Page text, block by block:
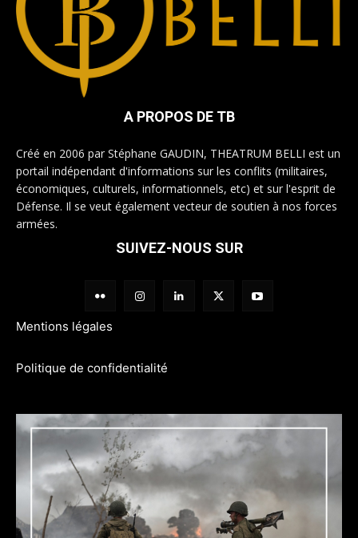
A PROPOS DE TB
Créé en 2006 par Stéphane GAUDIN, THEATRUM BELLI est un
portail indépendant d'informations sur les conflits (militaires,
économiques, culturels, informationnels, etc) et sur l'esprit de
Défense. Il se veut également vecteur de soutien à nos forces
armées.
SUIVEZ-NOUS SUR
Mentions légales
Politique de confidentialité